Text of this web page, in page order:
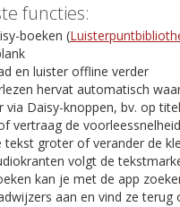
functies:
boeken (
en luister offline verder
hervat automatisch
via Daisy-knoppen, bv. op
vertraag de voorleessnelheid
tekst groter of verander de
volgt de
kan je met de app
aan en vind ze terug